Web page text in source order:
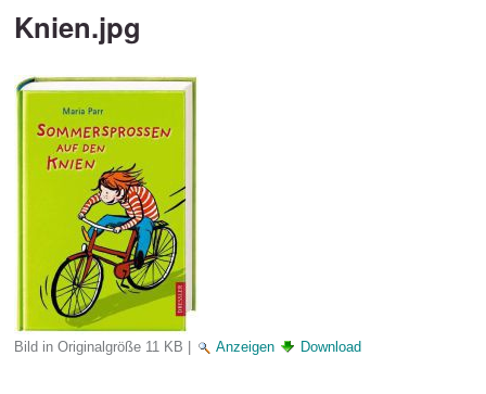
Knien.jpg
Bild in Originalgröße 11 KB | Anzeigen Download